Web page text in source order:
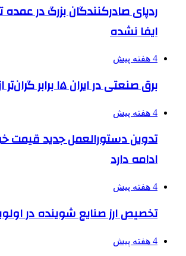
ردپای صادرکنندگان بزرگ در
ایفا نشده
4 هفته پیش
برق صنعتی در ایران ۱۵ برابر گران‌تر از خانگی است
4 هفته پیش
تدوین دستورالعمل جدید قیمت
ادامه دارد
4 هفته پیش
تخصیص ارز صنایع شوینده در
4 هفته پیش